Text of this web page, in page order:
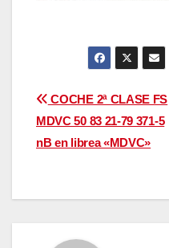
Navegación
de
COCHE 2ª CLASE FS
MDVC 50 83 21-79 371-5
nB en librea «MDVC»